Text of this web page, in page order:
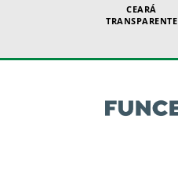
CEARÁ
TRANSPARENTE